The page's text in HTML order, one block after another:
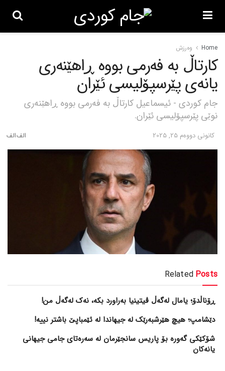
Home وەرزش
کارتاڵ بە فەرمی بووە ڕاهێنەری
یانەی پێرسپۆلیسی ئێران
جام کوردی - ئیسماعیل کارتاڵ بە فەرمی بووە ڕاهێنەری
نوێی پێرسپۆلیسی ئێران.
كانونی دووه‌م 25, 2025
Related Posts
ڕۆناڵدۆ؛ یامال لەگەڵ ڤیتینیا بەراورد بکە، نەک لەگەڵ من!
دێشامپ؛ هیچ هێرشبەرێک لە جیهاندا لە ئێمباپێ باشتر نییە!
شۆکێکی گەورە بۆ پاریس سانجێرمان لە سەرەتای جامی جیهانی
یانەکان